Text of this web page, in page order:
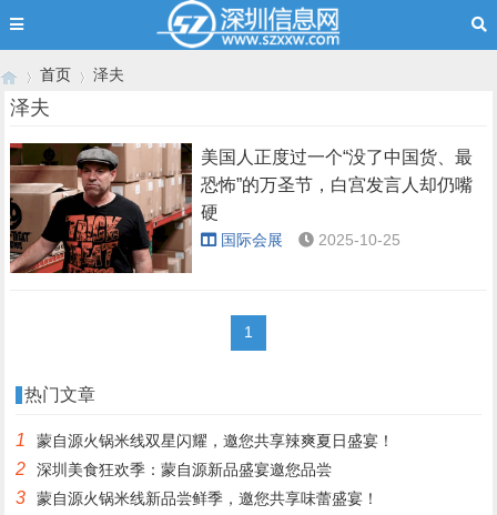
›
首页
›
泽夫
泽夫
美国人正度过一个“没了中国货、最
恐怖”的万圣节，白宫发言人却仍嘴
硬
国际会展 2025-10-25
1
热门文章
1 蒙自源火锅米线双星闪耀，邀您共享辣爽夏日盛宴！
2 深圳美食狂欢季：蒙自源新品盛宴邀您品尝
3
蒙自源火锅米线新品尝鲜季，邀您共享味蕾盛宴！